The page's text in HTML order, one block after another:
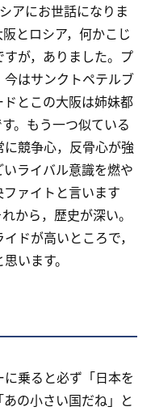
アにお世話になりま
とロシア，何かこじ
が，ありました。プ
はサンクトペテルブ
とこの大阪は姉妹都
。もう一つ似ている
競争心，反骨心が強
ライバル意識を燃や
ァイトと言います
から，歴史が深い。
ドが高いところで，
います。
乗ると必ず「日本を
の小さい国だね」と